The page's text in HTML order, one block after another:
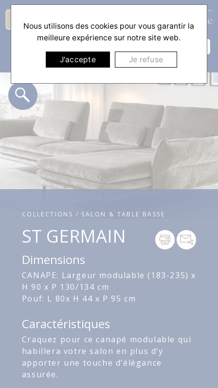
☰
COLLECTIONS / SALON & TABLE BASSE
ST GERMAIN
Dimensions
CANAPE: Largeur modulable (183-235) x
H 90 x P 130/134 cm
Pouf: L 80x H 44 x P 95 cm
Caractéristiques
Craquez pour ce canapé modulable qui
habillera votre salon en plus d’y
apporter une touche d’élégance
assurée.
Nous utilisons des cookies pour vous garantir la
meilleure expérience sur notre site web.
J'accepte Je refuse